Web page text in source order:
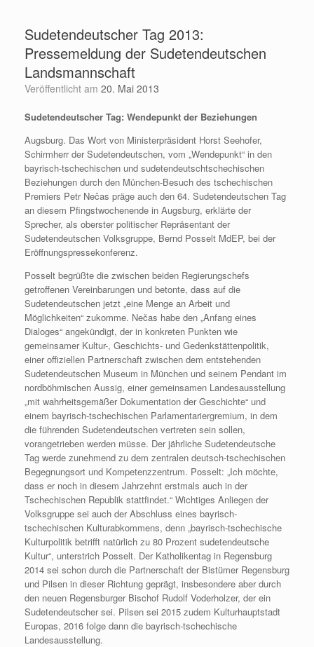
springenSudetendeutscher Tag 2013:
Pressemeldung der Sudetendeutschen
Landsmannschaft
Veröffentlicht am 20. Mai 2013
Sudetendeutscher Tag: Wendepunkt der Beziehungen
Augsburg. Das Wort von Ministerpräsident Horst Seehofer,
Schirmherr der Sudetendeutschen, vom „Wendepunkt“ in den
bayrisch-tschechischen und sudetendeutschtschechischen
Beziehungen durch den München-Besuch des tschechischen
Premiers Petr Nečas präge auch den 64. Sudetendeutschen Tag
an diesem Pfingstwochenende in Augsburg, erklärte der
Sprecher, als oberster politischer Repräsentant der
Sudetendeutschen Volksgruppe, Bernd Posselt MdEP, bei der
Eröffnungspressekonferenz.
Posselt begrüßte die zwischen beiden Regierungschefs
getroffenen Vereinbarungen und betonte, dass auf die
Sudetendeutschen jetzt „eine Menge an Arbeit und
Möglichkeiten“ zukomme. Nečas habe den „Anfang eines
Dialoges“ angekündigt, der in konkreten Punkten wie
gemeinsamer Kultur-, Geschichts- und Gedenkstättenpolitik,
einer offiziellen Partnerschaft zwischen dem entstehenden
Sudetendeutschen Museum in München und seinem Pendant im
nordböhmischen Aussig, einer gemeinsamen Landesausstellung
„mit wahrheitsgemäßer Dokumentation der Geschichte“ und
einem bayrisch-tschechischen Parlamentariergremium, in dem
die führenden Sudetendeutschen vertreten sein sollen,
vorangetrieben werden müsse. Der jährliche Sudetendeutsche
Tag werde zunehmend zu dem zentralen deutsch-tschechischen
Begegnungsort und Kompetenzzentrum. Posselt: „Ich möchte,
dass er noch in diesem Jahrzehnt erstmals auch in der
Tschechischen Republik stattfindet.“ Wichtiges Anliegen der
Volksgruppe sei auch der Abschluss eines bayrisch-
tschechischen Kulturabkommens, denn „bayrisch-tschechische
Kulturpolitik betrifft natürlich zu 80 Prozent sudetendeutsche
Kultur“, unterstrich Posselt. Der Katholikentag in Regensburg
2014 sei schon durch die Partnerschaft der Bistümer Regensburg
und Pilsen in dieser Richtung geprägt, insbesondere aber durch
den neuen Regensburger Bischof Rudolf Voderholzer, der ein
Sudetendeutscher sei. Pilsen sei 2015 zudem Kulturhauptstadt
Europas, 2016 folge dann die bayrisch-tschechische
Landesausstellung.